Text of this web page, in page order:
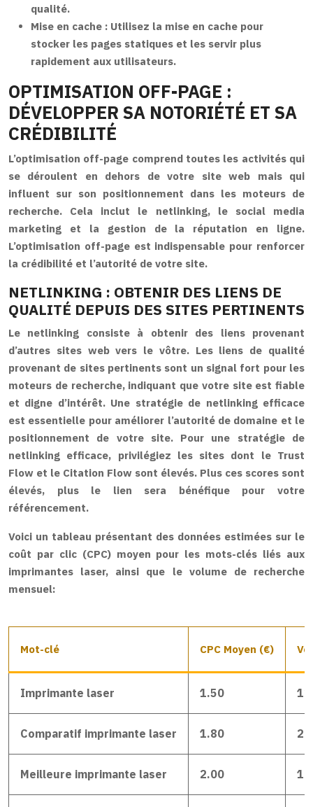
qualité.
Mise en cache : Utilisez la mise en cache pour
stocker les pages statiques et les servir plus
rapidement aux utilisateurs.
OPTIMISATION OFF-PAGE :
DÉVELOPPER SA NOTORIÉTÉ ET SA
CRÉDIBILITÉ
L’optimisation off-page comprend toutes les activités qui
se déroulent en dehors de votre site web mais qui
influent sur son positionnement dans les moteurs de
recherche. Cela inclut le netlinking, le social media
marketing et la gestion de la réputation en ligne.
L’optimisation off-page est indispensable pour renforcer
la crédibilité et l’autorité de votre site.
NETLINKING : OBTENIR DES LIENS DE
QUALITÉ DEPUIS DES SITES PERTINENTS
Le netlinking consiste à obtenir des liens provenant
d’autres sites web vers le vôtre. Les liens de qualité
provenant de sites pertinents sont un signal fort pour les
moteurs de recherche, indiquant que votre site est fiable
et digne d’intérêt. Une stratégie de netlinking efficace
est essentielle pour améliorer l’autorité de domaine et le
positionnement de votre site. Pour une stratégie de
netlinking efficace, privilégiez les sites dont le Trust
Flow et le Citation Flow sont élevés. Plus ces scores sont
élevés, plus le lien sera bénéfique pour votre
référencement.
Voici un tableau présentant des données estimées sur le
coût par clic (CPC) moyen pour les mots-clés liés aux
imprimantes laser, ainsi que le volume de recherche
mensuel:
Mot-clé CPC Moyen (€)
Imprimante laser 1.50
Comparatif imprimante laser 1.80
Meilleure imprimante laser 2.00